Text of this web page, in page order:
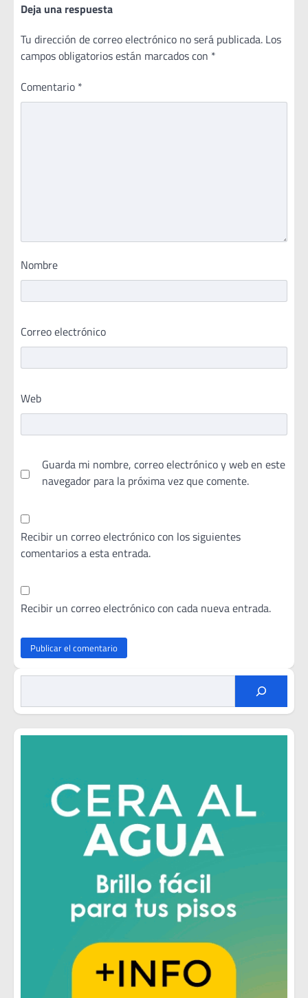
Deja una respuesta
Tu dirección de correo electrónico no será publicada. Los
campos obligatorios están marcados con *
Comentario *
Nombre
Correo electrónico
Web
Guarda mi nombre, correo electrónico y web en este
navegador para la próxima vez que comente.
Recibir un correo electrónico con los siguientes
comentarios a esta entrada.
Recibir un correo electrónico con cada nueva entrada.